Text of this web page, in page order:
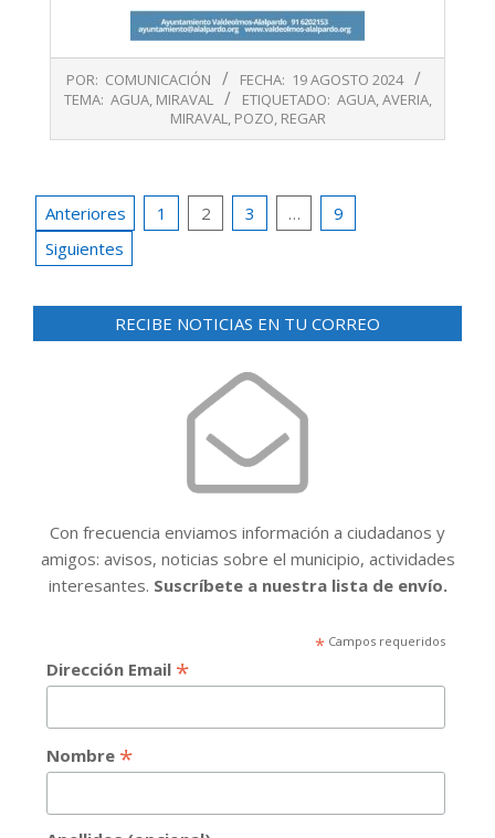
08-
POR: COMUNICACIÓN FECHA: 19 AGOSTO 2024
TEMA: AGUA, MIRAVAL ETIQUETADO: AGUA,AVERIA,
MIRAVAL, POZO, REGAR
Paginación
de
Anteriores 1 2 3 …
9
Siguientes
RECIBE NOTICIAS EN TU CORREO
Con frecuencia enviamos información a ciudadanos y
amigos: avisos, noticias sobre el municipio, actividades
interesantes. Suscríbete a nuestra lista de envío.
*Campos requeridos
Dirección Email *
Nombre *